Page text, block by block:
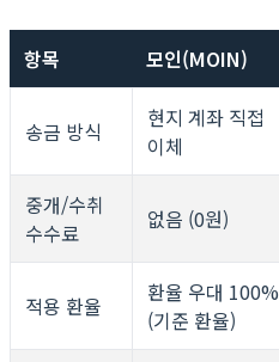
항목 모인(MOIN)
송금 방식
현지 계좌 직접
이체
중개/수취
수수료
없음 (0원)
적용 환율
환율 우대 100%
(기준 환율)